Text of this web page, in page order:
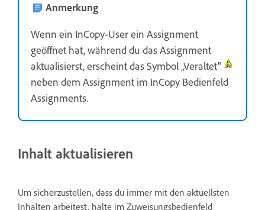
Anmerkung
Wenn ein InCopy-User ein Assignment
geöffnet hat, während du das Assignment
aktualisierst, erscheint das Symbol „Veraltet"
neben dem Assignment im InCopy Bedienfeld
Assignments.
Inhalt aktualisieren
Um sicherzustellen, dass du immer mit den aktuellsten
Inhalten arbeitest, halte im Zuweisungsbedienfeld